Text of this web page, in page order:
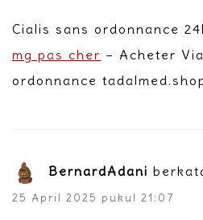
Cialis sans ordonnance
mg pas cher – Acheter
ordonnance
BernardAdani
25 April 2025 pukul 21:07